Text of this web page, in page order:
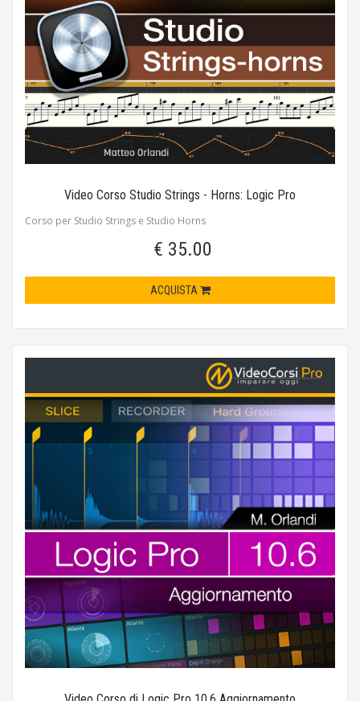
Video Corso Studio Strings - Horns: Logic Pro
Corso per Studio Strings e Studio Horns
€ 35.00
ACQUISTA